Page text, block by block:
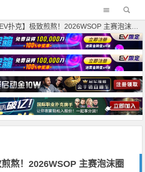
扑克】极致煎熬！2026WSOP 主赛泡沫圈定档 Day4，经典剧本再度复刻
煎熬！2026WSOP 主赛泡沫圈